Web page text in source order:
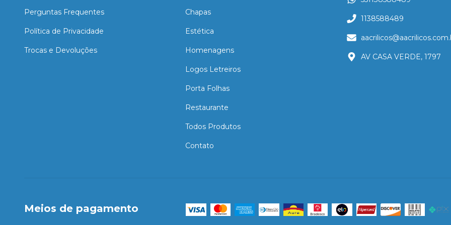
Perguntas Frequentes
Política de Privacidade
Trocas e Devoluções
Chapas
Estética
Homenagens
Logos Letreiros
Porta Folhas
Restaurante
Todos Produtos
Contato
1138588489
AV CASA VERDE, 1797
Meios de pagamento